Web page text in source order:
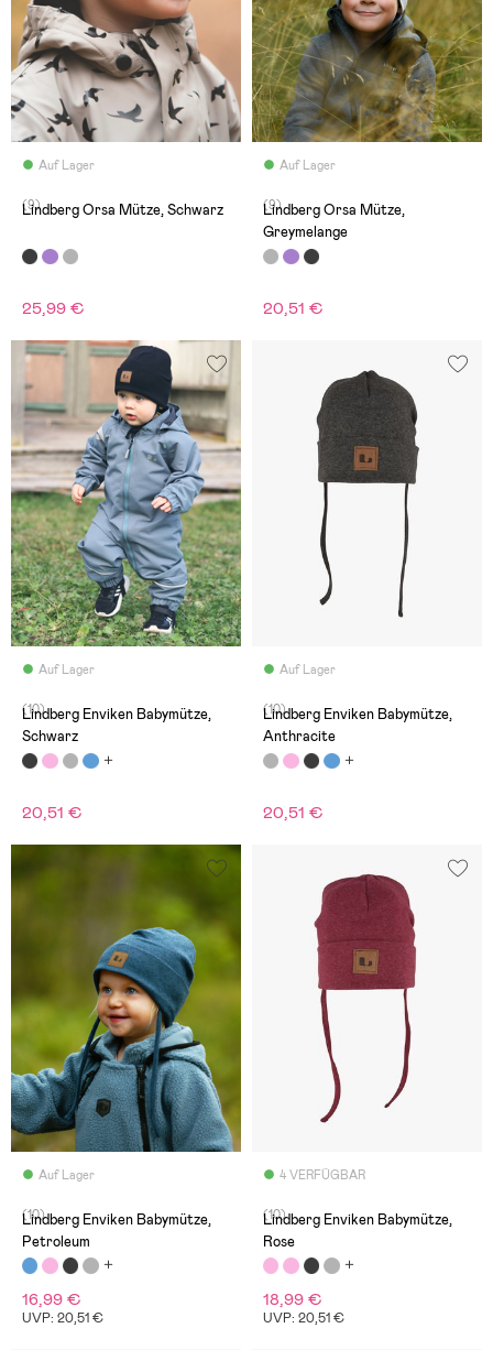
Auf Lager
(9)
Lindberg Orsa Mütze, Schwarz
25,99 €
Auf Lager
(9)
Lindberg Orsa Mütze,
Greymelange
20,51 €
Auf Lager
(10)
Lindberg Enviken Babymütze,
Schwarz
20,51 €
Auf Lager
(10)
Lindberg Enviken Babymütze,
Anthracite
20,51 €
Auf Lager
(10)
Lindberg Enviken Babymütze,
Petroleum
16,99 €
UVP: 20,51 €
4 VERFÜGBAR
(10)
Lindberg Enviken Babymütze,
Rose
18,99 €
UVP: 20,51 €